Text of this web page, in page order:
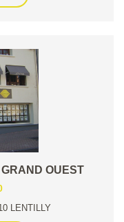
OUEST
LENTILLY